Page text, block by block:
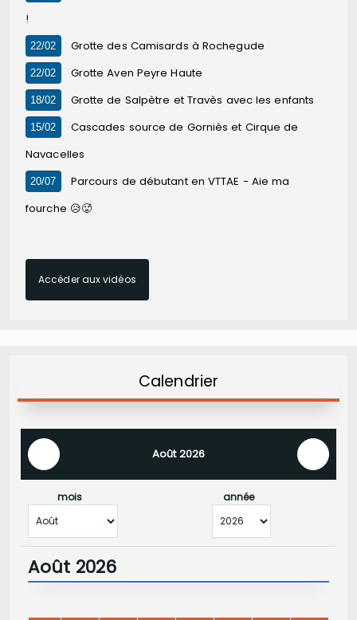
!
22/02 Grotte des Camisards à Rochegude
22/02 Grotte Aven Peyre Haute
18/02 Grotte de Salpètre et Travès avec les enfants
15/02
Cascades source de Gorniès et Cirque de
Navacelles
20/07
Parcours de débutant en VTTAE - Aie ma
fourche 😥🥵
Accéder aux vidéos
Calendrier
Août 2026
mois année
Août 2026